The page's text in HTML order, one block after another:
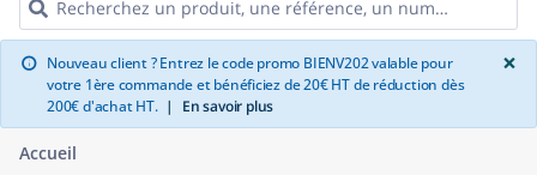
info Nouveau client ? Entrez le code promo BIENV202 valable pour
votre 1ère commande et bénéficiez de 20€ HT de réduction dès
200€ d'achat HT. | En savoir plus
×
Accueil